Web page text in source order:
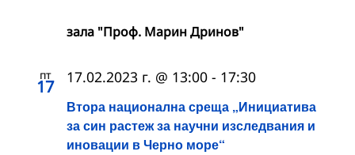
зала "Проф. Марин Дринов"
пт
17
Втора национална среща „Инициатива
за син растеж за научни изследвания и
иновации в Черно море“
17.02.2023 г. @ 13:00 - 17:30